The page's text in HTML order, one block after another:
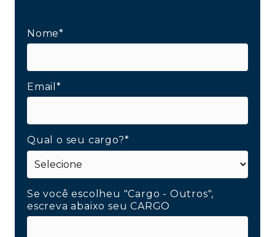
Nome*
Email*
Qual o seu cargo?*
Se você escolheu "Cargo - Outros",
escreva abaixo seu CARGO